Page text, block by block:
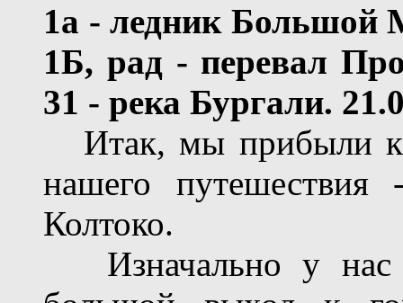
1а - ледник Большой
1Б, рад - перевал
31 - река Бургали.
Итак, мы прибыли к
нашего путешествия
Колтоко.
Изначально у нас